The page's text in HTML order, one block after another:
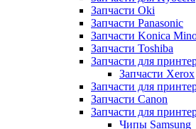
Запчасти Oki
Запчасти Panasonic
Запчасти Koniсa
Запчасти Toshiba
Запчасти для
Запчасти Xerox
Запчасти для
Запчасти Canon
Запчасти для
Чипы Samsung